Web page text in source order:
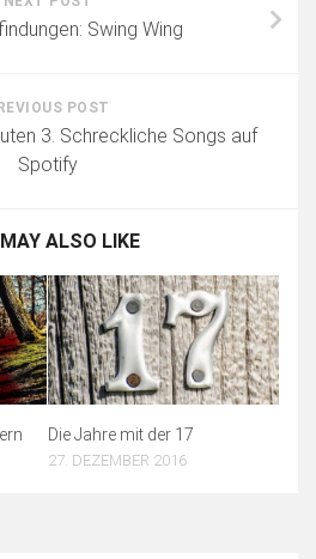
Swing Wing
POST
3. Schreckliche Songs auf
Spotify
ALSO LIKE
Die Jahre mit der 17
27. DEZEMBER 2016